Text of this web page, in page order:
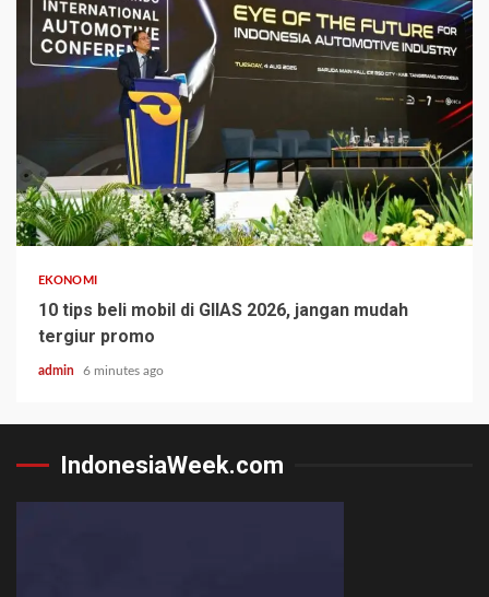
EKONOMI
10 tips beli mobil di GIIAS 2026, jangan mudah
tergiur promo
admin 6 minutes ago
IndonesiaWeek.com